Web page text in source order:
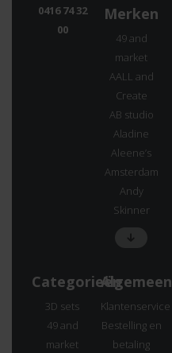
0416 74 32
00
Merken
49 and
market
AALL and
Create
AB studio
Aladine
Aleene’s
Amsterdam
Andy
Skinner
Categorieën
3D sets
49 and
market
Algemeen
Klantenservice
Bestelling en
betaling